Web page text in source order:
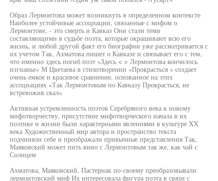
Образ Лермонтова может возникнуть в определенном контексте
Наиболее устойчивые ассоциации, связанные с мифом о
Лермонтове, - это смерть и Кавказ Они стали теми
составляющими в судьбе поэта, которые окрашивают всю его
жизнь, и любой другой факт его биографии уже рассматривается с
их учетом Так, Ахматова пишет о Кавказе и связывает его с тем,
что именно здесь погиб поэт «Здесь < > Лермонтова кончилось
изгнанье» М Цветаева в стихотворении «Прокрасться » создает
очень емкое и красивое сравнение, основанное на этих
ассоциациях «Так Лермонтовым по Кавказу Прокрасться, не
встревожив скал»
Активная устремленность поэтов Серебряного века к новому
мифотворчеству, присутствие мифотворческого начала в их
поэтике и жизни были характерными явлениями в культуре XX
века Художественный мир автора и пространство текста
подчиняли себе и преображали привычные представления Так,
Маяковский может пить вино с Лермонтовым так же, как чай с
Солнцем
Ахматова, Маяковский, Пастернак по-своему преобразовывали
лермонтовский миф Их интересовала фигура поэта в связи с